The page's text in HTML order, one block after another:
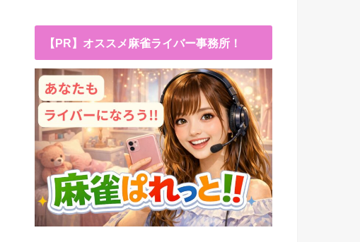
【PR】オススメ麻雀ライバー事務所！